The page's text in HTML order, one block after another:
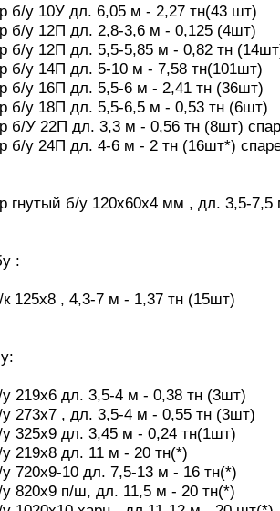
б/у 10У дл. 6,05 м - 2,27 тн(43 шт)
б/у 12П дл. 2,8-3,6 м - 0,125 (4шт)
б/у 12П дл. 5,5-5,85 м - 0,82 тн
б/у 14П дл. 5-10 м - 7,58 тн(101шт)
б/у 16П дл. 5,5-6 м - 2,41 тн (36шт)
б/у 18П дл. 5,5-6,5 м - 0,53 тн (6шт)
б/У 22П дл. 3,3 м - 0,56 тн (8шт)
б/у 24П дл. 4-6 м - 2 тн (16шт*)
гнутый б/у 120х60х4 мм , дл. 3,5-
:
к 125х8 , 4,3-7 м - 1,37 тн (15шт)
219х6 дл. 3,5-4 м - 0,38 тн (3шт)
273х7 , дл. 3,5-4 м - 0,55 тн (3шт)
325х9 дл. 3,45 м - 0,24 тн(1шт)
219х8 дл. 11 м - 20 тн(*)
720х9-10 дл. 7,5-13 м - 16 тн(*)
820х9 п/ш, дл. 11,5 м - 20 тн(*)